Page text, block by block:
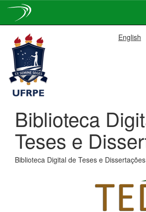
navigation
English
Biblioteca
Teses e
Biblioteca Digital de Teses e Dissertações